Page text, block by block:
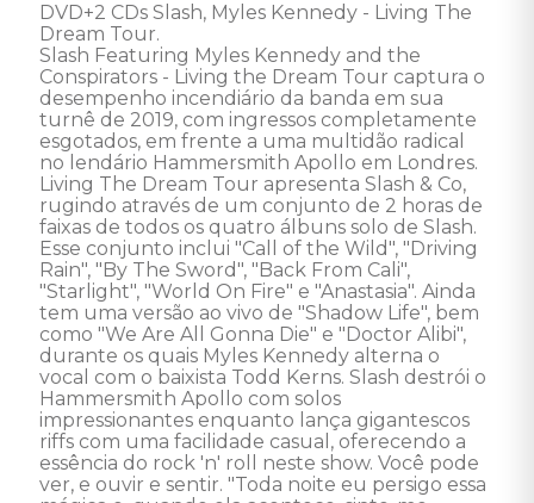
DVD+2 CDs Slash, Myles Kennedy - Living The
Dream Tour.
Slash Featuring Myles Kennedy and the
Conspirators - Living the Dream Tour captura o
desempenho incendiário da banda em sua
turnê de 2019, com ingressos completamente
esgotados, em frente a uma multidão radical
no lendário Hammersmith Apollo em Londres.
Living The Dream Tour apresenta Slash & Co,
rugindo através de um conjunto de 2 horas de
faixas de todos os quatro álbuns solo de Slash.
Esse conjunto inclui "Call of the Wild", "Driving
Rain", "By The Sword", "Back From Cali",
"Starlight", "World On Fire" e "Anastasia". Ainda
tem uma versão ao vivo de "Shadow Life", bem
como "We Are All Gonna Die" e "Doctor Alibi",
durante os quais Myles Kennedy alterna o
vocal com o baixista Todd Kerns. Slash destrói o
Hammersmith Apollo com solos
impressionantes enquanto lança gigantescos
riffs com uma facilidade casual, oferecendo a
essência do rock 'n' roll neste show. Você pode
ver, e ouvir e sentir. "Toda noite eu persigo essa